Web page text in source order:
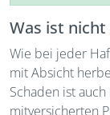
Was ist
Wie bei jeder
mit Absicht
Schaden ist
mitversicherten